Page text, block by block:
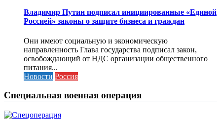
Владимир Путин подписал инициированные «Единой
Россией» законы о защите бизнеса и граждан
Они имеют социальную и экономическую
направленность Глава государства подписал закон,
освобождающий от НДС организации общественного
питания...
Новости Россия
Специальная военная операция